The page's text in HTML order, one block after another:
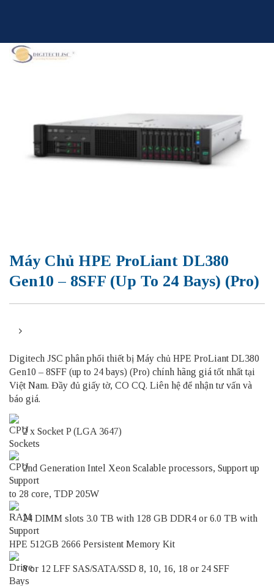
Máy Chủ HPE ProLiant DL380
Gen10 – 8SFF (up To 24 Bays) (Pro)
Digitech JSC phân phối thiết bị Máy chủ HPE ProLiant DL380
Gen10 – 8SFF (up to 24 bays) (Pro) chính hãng giá tốt nhất tại
Việt Nam. Đầy đủ giấy tờ, CO CQ. Liên hệ để nhận tư vấn và
báo giá.
2 x Socket P (LGA 3647)
2nd Generation Intel Xeon Scalable processors, Support up
to 28 core, TDP 205W
24 DIMM slots 3.0 TB with 128 GB DDR4 or 6.0 TB with
HPE 512GB 2666 Persistent Memory Kit
8 or 12 LFF SAS/SATA/SSD 8, 10, 16, 18 or 24 SFF